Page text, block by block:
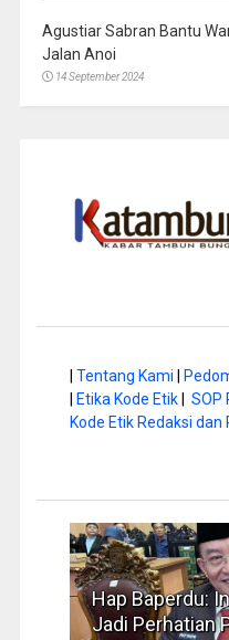
Agustiar Sabran Bantu
Jalan Anoi
14 September 2024
Tentang Kami
Etika Kode Etik| SOP
Kode Etik Redaksi dan
Hap Baperdu:
Jadi Perhatian